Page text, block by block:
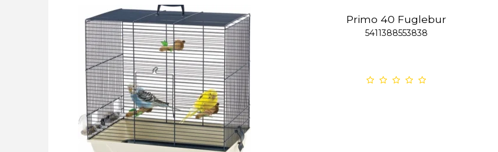
Primo 40 Fuglebur
5411388553838